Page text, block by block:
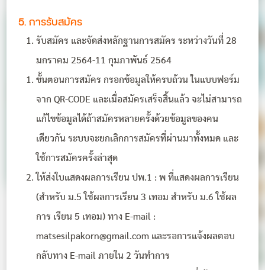
5. การรับสมัคร
รับสมัคร และจัดส่งหลักฐานการสมัคร ระหว่างวันที่ 28
มกราคม 2564-11 กุมภาพันธ์ 2564
ขั้นตอนการสมัคร กรอกข้อมูลให้ครบถ้วน ในแบบฟอร์ม
จาก QR-CODE และเมื่อสมัครเสร็จสิ้นแล้ว จะไม่สามารถ
แก้ไขข้อมูลได้ถ้าสมัครหลายครั้งด้วยข้อมูลของคน
เดียวกัน ระบบจะยกเลิกการสมัครที่ผ่านมาทั้งหมด และ
ใช้การสมัครครั้งล่าสุด
ให้ส่งใบแสดงผลการเรียน ปพ.1 : พ ที่แสดงผลการเรียน
(สำหรับ ม.5 ใช้ผลการเรียน 3 เทอม สำหรับ ม.6 ใช้ผล
การ เรียน 5 เทอม) ทาง E-mail :
matsesilpakorn@gmail.com และรอการแจ้งผลตอบ
กลับทาง E-mail ภายใน 2 วันทำการ